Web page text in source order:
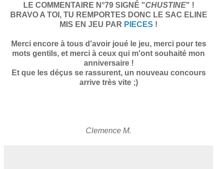
LE COMMENTAIRE N°79 SIGNÉ "CHUSTINE" !
BRAVO A TOI, TU REMPORTES DONC LE SAC ELINE
MIS EN JEU PAR PIECES !
Merci encore à tous d'avoir joué le jeu, merci pour tes
mots gentils, et merci à ceux qui m'ont souhaité mon
anniversaire !
Et que les déçus se rassurent, un nouveau concours
arrive très vite ;)
Clemence M.